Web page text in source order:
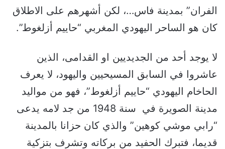
الفران” بمدينة فاس…، لكن أشهرهم على الاطلاق
كان هو الساحر اليهودي المغربي “حاييم أزلغوط”.
لا يوجد أحد من الجديديين او القدامى، الذين
عاشروا في السابق المسيحيين واليهود، لا يعرف
الحاخام اليهودي “حاييم أزلغوط”، فهو من مواليد
مدينة الصويرة في سنة 1948 من جد لامه يدعى
“رابي موشي كوهين” والذي كان حزانا بالمدينة
قديما، فتبرك الحفيد من بركاته وتشرف بتزكية